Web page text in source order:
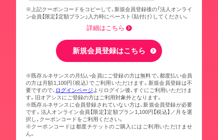
※上記クーポンコードをコピーして、新規会員登録後の「法人オンライ
ン会員【限定】定額プラン」入力時にペースト（貼付け）してください。
詳細はこちら
新規会員登録はこちら
※既存ルネサンスの月払い会員にご登録の方は無料で、都度払い会員
の方は月額1,100円（税込）でご利用いただけます。新規会員登録は不
要ですので、 ログインページ よりログイン後、すぐにご利用いただけま
す。旧オアシスにご登録の方はご利用対象外となります。
※既存ルネサンスに会員登録されていない方は、新規会員登録が必要
です。法人オンライン会員【限定】定額プラン1,100円【税込】／月を選
択し、クーポンコードをご利用ください。
※クーポンコードは都度チケットのご購入にはご利用いただけませ
ん。